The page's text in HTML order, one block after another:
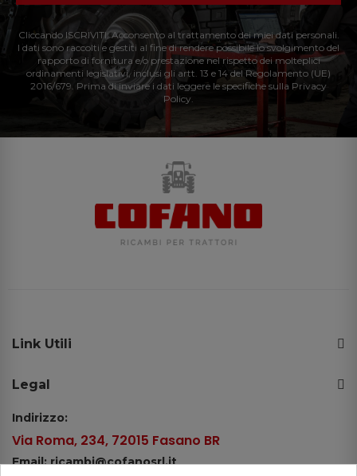
Cliccando ISCRIVITI: Acconsento al trattamento dei miei dati personali.
I dati sono raccolti e gestiti al fine di rendere possibile lo svolgimento del
rapporto di fornitura e/o prestazione nel rispetto dei molteplici
ordinamenti legislativi, inclusi gli artt. 13 e 14 del Regolamento (UE)
2016/679. Prima di inviare i dati leggere le specifiche sulla Privacy
Policy.
Link Utili
Legal
Indirizzo:
Via Roma, 234, 72015 Fasano BR
Email: ricambi@cofanosrl.it